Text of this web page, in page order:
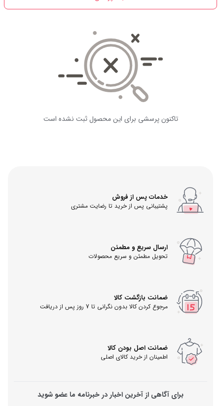
تاکنون پرسشی برای این محصول ثبت نشده است
خدمات پس از فروش
پشتیبانی پس از خرید تا رضایت مشتری
ارسال سریع و مطمئن
تحویل مطمئن و سریع محصولات
ضمانت بازگشت کالا
مرجوع کردن کالا بدون نگرانی تا 7 روز پس از دریافت
ضمانت اصل بودن کالا
اطمینان از خرید کالای اصلی
برای آگاهی از آخرین اخبار در خبرنامه ما عضو شوید